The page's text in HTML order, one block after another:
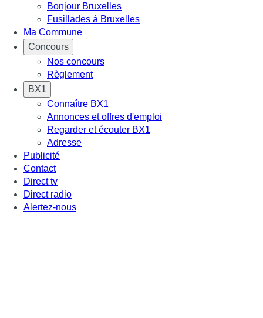
Bonjour Bruxelles
Fusillades à Bruxelles
Ma Commune
Concours
Nos concours
Règlement
BX1
Connaître BX1
Annonces et offres d'emploi
Regarder et écouter BX1
Adresse
Publicité
Contact
Direct tv
Direct radio
Alertez-nous